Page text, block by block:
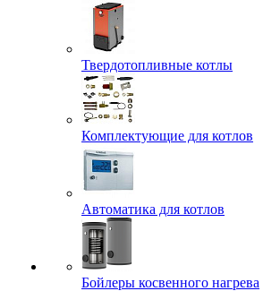
Твердотопливные котлы
Комплектующие для котлов
Автоматика для котлов
Бойлеры косвенного нагрева